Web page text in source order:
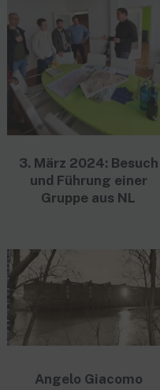
3. März 2024: Besuch
und Führung einer
Gruppe aus NL
Angelo Giacomo